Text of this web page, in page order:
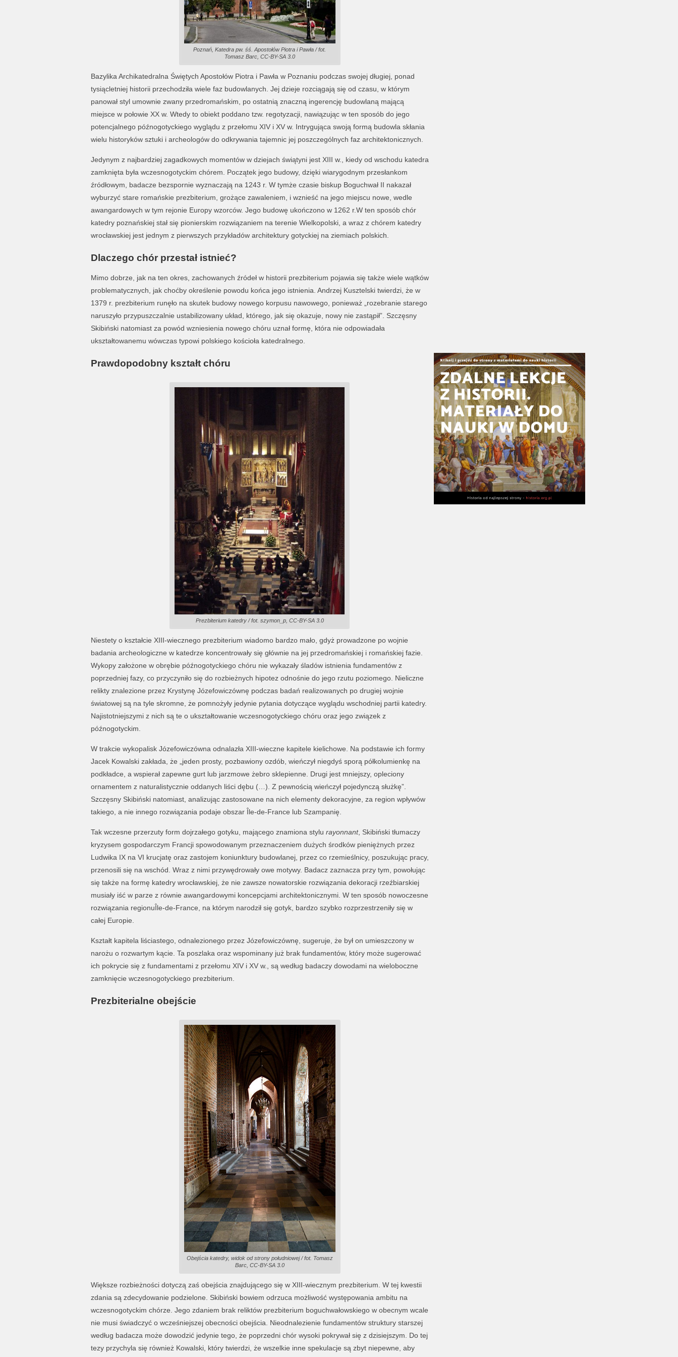
Poznań, Katedra pw. śś. Apostołów Piotra i Pawła / fot.
Tomasz Barc, CC-BY-SA 3.0
Bazylika Archikatedralna Świętych Apostołów Piotra i Pawła w Poznaniu podczas swojej długiej, ponad
tysiącletniej historii przechodziła wiele faz budowlanych. Jej dzieje rozciągają się od czasu, w którym
panował styl umownie zwany przedromańskim, po ostatnią znaczną ingerencję budowlaną mającą
miejsce w połowie XX w. Wtedy to obiekt poddano tzw. regotyzacji, nawiązując w ten sposób do jego
potencjalnego późnogotyckiego wyglądu z przełomu XIV i XV w. Intrygująca swoją formą budowla skłania
wielu historyków sztuki i archeologów do odkrywania tajemnic jej poszczególnych faz architektonicznych.
Jedynym z najbardziej zagadkowych momentów w dziejach świątyni jest XIII w., kiedy od wschodu katedra
zamknięta była wczesnogotyckim chórem. Początek jego budowy, dzięki wiarygodnym przesłankom
źródłowym, badacze bezspornie wyznaczają na 1243 r. W tymże czasie biskup Boguchwał II nakazał
wyburzyć stare romańskie prezbiterium, grożące zawaleniem, i wznieść na jego miejscu nowe, wedle
awangardowych w tym rejonie Europy wzorców. Jego budowę ukończono w 1262 r.W ten sposób chór
katedry poznańskiej stał się pionierskim rozwiązaniem na terenie Wielkopolski, a wraz z chórem katedry
wrocławskiej jest jednym z pierwszych przykładów architektury gotyckiej na ziemiach polskich.
Dlaczego chór przestał istnieć?
Mimo dobrze, jak na ten okres, zachowanych źródeł w historii prezbiterium pojawia się także wiele wątków
problematycznych, jak choćby określenie powodu końca jego istnienia. Andrzej Kusztelski twierdzi, że w
1379 r. prezbiterium runęło na skutek budowy nowego korpusu nawowego, ponieważ „rozebranie starego
naruszyło przypuszczalnie ustabilizowany układ, którego, jak się okazuje, nowy nie zastąpił”. Szczęsny
Skibiński natomiast za powód wzniesienia nowego chóru uznał formę, która nie odpowiadała
ukształtowanemu wówczas typowi polskiego kościoła katedralnego.
Prawdopodobny kształt chóru
Prezbiterium katedry / fot. szymon_p, CC-BY-SA 3.0
Niestety o kształcie XIII-wiecznego prezbiterium wiadomo bardzo mało, gdyż prowadzone po wojnie
badania archeologiczne w katedrze koncentrowały się głównie na jej przedromańskiej i romańskiej fazie.
Wykopy założone w obrębie późnogotyckiego chóru nie wykazały śladów istnienia fundamentów z
poprzedniej fazy, co przyczyniło się do rozbieżnych hipotez odnośnie do jego rzutu poziomego. Nieliczne
relikty znalezione przez Krystynę Józefowiczównę podczas badań realizowanych po drugiej wojnie
światowej są na tyle skromne, że pomnożyły jedynie pytania dotyczące wyglądu wschodniej partii katedry.
Najistotniejszymi z nich są te o ukształtowanie wczesnogotyckiego chóru oraz jego związek z
późnogotyckim.
W trakcie wykopalisk Józefowiczówna odnalazła XIII-wieczne kapitele kielichowe. Na podstawie ich formy
Jacek Kowalski zakłada, że „jeden prosty, pozbawiony ozdób, wieńczył niegdyś sporą półkolumienkę na
podkładce, a wspierał zapewne gurt lub jarzmowe żebro sklepienne. Drugi jest mniejszy, opleciony
ornamentem z naturalistycznie oddanych liści dębu (…). Z pewnością wieńczył pojedynczą służkę”.
Szczęsny Skibiński natomiast, analizując zastosowane na nich elementy dekoracyjne, za region wpływów
takiego, a nie innego rozwiązania podaje obszar Île-de-France lub Szampanię.
Tak wczesne przerzuty form dojrzałego gotyku, mającego znamiona stylu rayonnant, Skibiński tłumaczy
kryzysem gospodarczym Francji spowodowanym przeznaczeniem dużych środków pieniężnych przez
Ludwika IX na VI krucjatę oraz zastojem koniunktury budowlanej, przez co rzemieślnicy, poszukując pracy,
przenosili się na wschód. Wraz z nimi przywędrowały owe motywy. Badacz zaznacza przy tym, powołując
się także na formę katedry wrocławskiej, że nie zawsze nowatorskie rozwiązania dekoracji rzeźbiarskiej
musiały iść w parze z równie awangardowymi koncepcjami architektonicznymi. W ten sposób nowoczesne
rozwiązania regionuÎle-de-France, na którym narodził się gotyk, bardzo szybko rozprzestrzeniły się w
całej Europie.
Kształt kapitela liściastego, odnalezionego przez Józefowiczównę, sugeruje, że był on umieszczony w
narożu o rozwartym kącie. Ta poszlaka oraz wspominany już brak fundamentów, który może sugerować
ich pokrycie się z fundamentami z przełomu XIV i XV w., są według badaczy dowodami na wieloboczne
zamknięcie wczesnogotyckiego prezbiterium.
Prezbiterialne obejście
Obejścia katedry, widok od strony południowej / fot. Tomasz
Barc, CC-BY-SA 3.0
Większe rozbieżności dotyczą zaś obejścia znajdującego się w XIII-wiecznym prezbiterium. W tej kwestii
zdania są zdecydowanie podzielone. Skibiński bowiem odrzuca możliwość występowania ambitu na
wczesnogotyckim chórze. Jego zdaniem brak reliktów prezbiterium boguchwałowskiego w obecnym wcale
nie musi świadczyć o wcześniejszej obecności obejścia. Nieodnalezienie fundamentów struktury starszej
według badacza może dowodzić jedynie tego, że poprzedni chór wysoki pokrywał się z dzisiejszym. Do tej
tezy przychyla się również Kowalski, który twierdzi, że wszelkie inne spekulacje są zbyt niepewne, aby